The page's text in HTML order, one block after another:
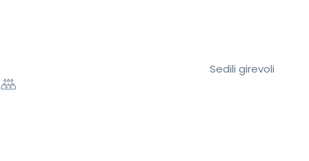
Sedili girevoli